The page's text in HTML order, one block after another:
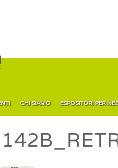
CHI SIAMO ESPOSITORI PER